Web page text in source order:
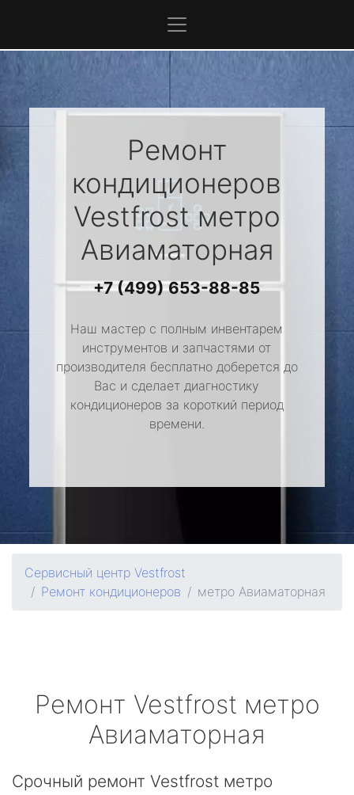
Ремонт
кондиционеров
Vestfrostметро
Авиаматорная
+7 (499) 653-88-85
Наш мастер с полным инвентарем
инструментов и запчастями от
производителя бесплатно доберется до
Вас и сделает диагностику
кондиционеров за короткий период
времени.
Сервисный центр Vestfrost
Ремонт кондиционеров
метро Авиаматорная
Ремонт Vestfrost метро
Авиаматорная
Срочный ремонт Vestfrost метро